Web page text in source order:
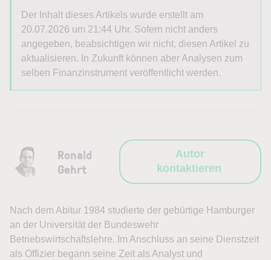
Der Inhalt dieses Artikels wurde erstellt am
20.07.2026 um 21:44 Uhr. Sofern nicht anders
angegeben, beabsichtigen wir nicht, diesen Artikel zu
aktualisieren. In Zukunft können aber Analysen zum
selben Finanzinstrument veröffentlicht werden.
Ronald
Gehrt
Autor
kontaktieren
Nach dem Abitur 1984 studierte der gebürtige Hamburger
an der Universität der Bundeswehr
Betriebswirtschaftslehre. Im Anschluss an seine Dienstzeit
als Offizier begann seine Zeit als Analyst und